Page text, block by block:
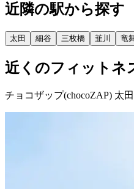
近隣の駅から探す
太田 細谷 三枚橋 韮川 竜
近くのフィットネ
チョコザップ(chocoZAP) 太